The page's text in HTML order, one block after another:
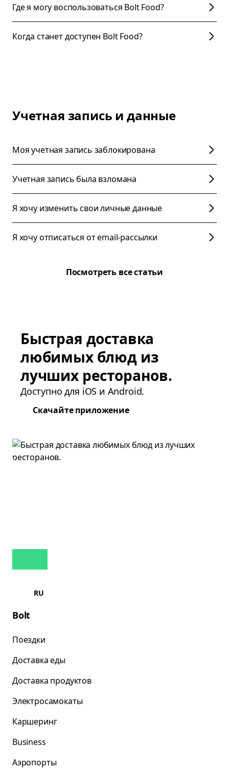
Где я могу воспользоваться Bolt Food?
Когда станет доступен Bolt Food?
Учетная запись и данные
Моя учетная запись заблокирована
Учетная запись была взломана
Я хочу изменить свои личные данные
Я хочу отписаться от email-рассылки
Посмотреть все статьи
Быстрая доставка
любимых блюд из
лучших ресторанов.
Доступно для iOS и Android.
Скачайте приложение
RU
Bolt
Поездки
Доставка еды
Доставка продуктов
Электросамокаты
Каршеринг
Business
Аэропорты